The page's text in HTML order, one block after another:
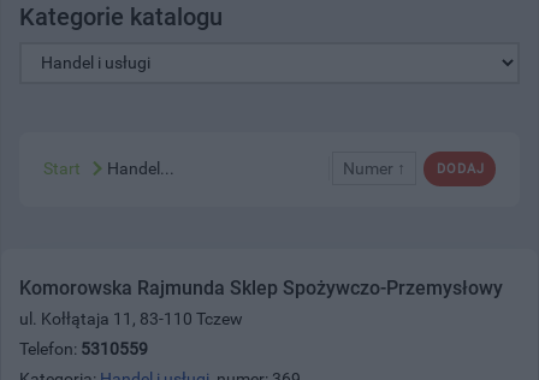
Kategorie katalogu
DODAJ
Numer ↑
Start Handel...
Komorowska Rajmunda Sklep Spożywczo-Przemysłowy
ul. Kołłątaja 11, 83-110 Tczew
Telefon: 5310559